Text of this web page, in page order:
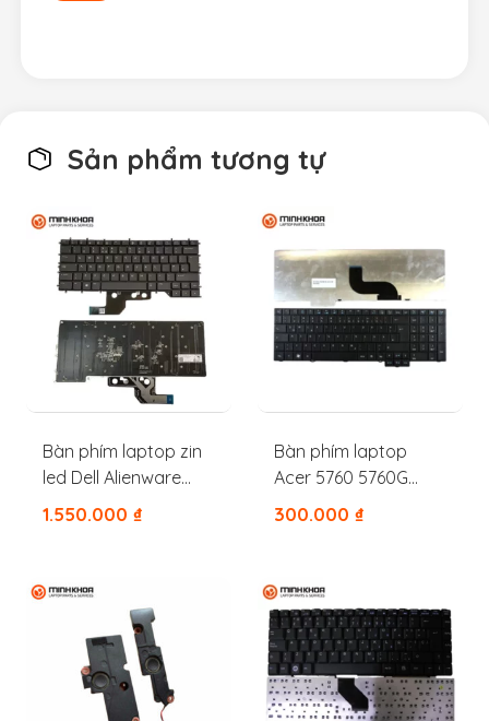
Sản phẩm tương tự
Bàn phím laptop zin
led Dell Alienware
M15R3 M15R2 M15R4
1.550.000 ₫
Bàn phím laptop
Acer 5760 5760G
7750 7750G 7750Z
300.000 ₫